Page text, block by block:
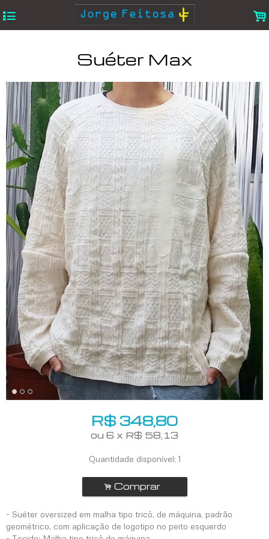
4 .
Suéter Max
R$ 348,80
ou 6 x R$ 58,13
Quantidade disponível: 1
. Comprar
- Suéter oversized em malha tipo tricô, de máquina, padrão
geométrico, com aplicação de logotipo no peito esquerdo